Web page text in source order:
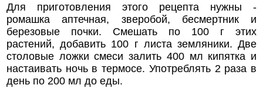
Для приготовления этого рецепта нужны -
ромашка аптечная, зверобой, бесмертник и
березовые почки. Смешать по 100 г этих
растений, добавить 100 г листа земляники. Две
столовые ложки смеси залить 400 мл кипятка и
настаивать ночь в термосе. Употреблять 2 раза в
день по 200 мл до еды.